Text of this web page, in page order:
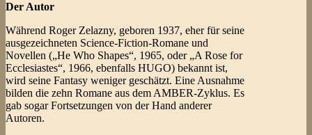
Der Autor
Während Roger Zelazny, geboren 1937, eher für seine
ausgezeichneten Science-Fiction-Romane und
Novellen („He Who Shapes“, 1965, oder „A Rose for
Ecclesiastes“, 1966, ebenfalls HUGO) bekannt ist,
wird seine Fantasy weniger geschätzt. Eine Ausnahme
bilden die zehn Romane aus dem AMBER-Zyklus. Es
gab sogar Fortsetzungen von der Hand anderer
Autoren.